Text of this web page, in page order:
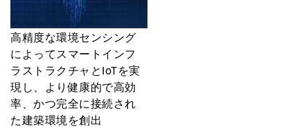
高精度な環境センシング
によってスマートインフ
ラストラクチャとIoTを実
現し、より健康的で高効
率、かつ完全に接続され
た建築環境を創出